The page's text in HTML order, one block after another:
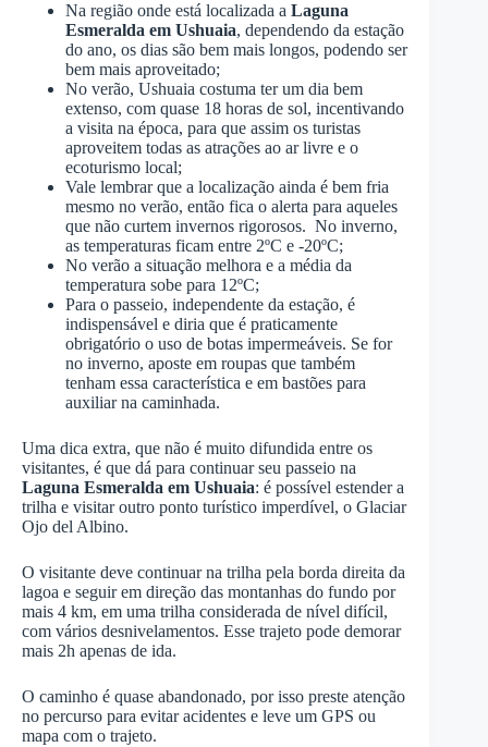
Na região onde está localizada a Laguna
Esmeralda em Ushuaia, dependendo da estação
do ano, os dias são bem mais longos, podendo ser
bem mais aproveitado;
No verão, Ushuaia costuma ter um dia bem
extenso, com quase 18 horas de sol, incentivando
a visita na época, para que assim os turistas
aproveitem todas as atrações ao ar livre e o
ecoturismo local;
Vale lembrar que a localização ainda é bem fria
mesmo no verão, então fica o alerta para aqueles
que não curtem invernos rigorosos. No inverno,
as temperaturas ficam entre 2ºC e -20ºC;
No verão a situação melhora e a média da
temperatura sobe para 12ºC;
Para o passeio, independente da estação, é
indispensável e diria que é praticamente
obrigatório o uso de botas impermeáveis. Se for
no inverno, aposte em roupas que também
tenham essa característica e em bastões para
auxiliar na caminhada.
Uma dica extra, que não é muito difundida entre os
visitantes, é que dá para continuar seu passeio na
Laguna Esmeralda em Ushuaia: é possível estender a
trilha e visitar outro ponto turístico imperdível, o Glaciar
Ojo del Albino.
O visitante deve continuar na trilha pela borda direita da
lagoa e seguir em direção das montanhas do fundo por
mais 4 km, em uma trilha considerada de nível difícil,
com vários desnivelamentos. Esse trajeto pode demorar
mais 2h apenas de ida.
O caminho é quase abandonado, por isso preste atenção
no percurso para evitar acidentes e leve um GPS ou
mapa com o trajeto.